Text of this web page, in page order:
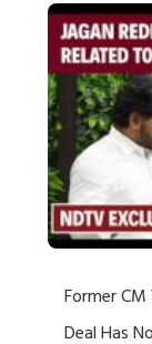
Former
Deal Has